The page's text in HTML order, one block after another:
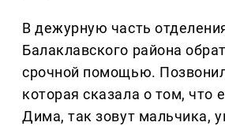
В дежурную часть
Балаклавского района
срочной помощью.
которая сказала о том, что
Дима, так зовут мальчика,